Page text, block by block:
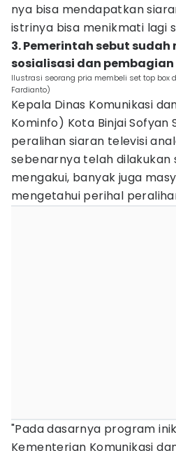
nya bisa mendapatkan
istrinya bisa menikmati lagi
3. Pemerintah sebut
sosialisasi dan pembagian
Ilustrasi seorang pria membeli set top box
Fardianto)
Kepala Dinas Komunikasi
Kominfo) Kota Binjai Sofyan
peralihan siaran televisi
sebenarnya telah dilakukan
mengakui, banyak juga
mengetahui perihal
"Pada dasarnya program
Kementerian Komunikasi